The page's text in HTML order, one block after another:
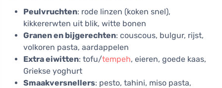
Peulvruchten: rode linzen (koken snel),
kikkererwten uit blik, witte bonen
Granen en bijgerechten: couscous, bulgur, rijst,
volkoren pasta, aardappelen
Extra eiwitten: tofu/tempeh, eieren, goede kaas,
Griekse yoghurt
Smaakversnellers: pesto, tahini, miso pasta,